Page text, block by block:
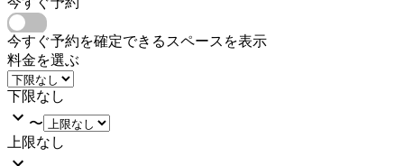
今すぐ予約を確定できるスペースを表示
料金を選ぶ
下限なし
〜
上限なし